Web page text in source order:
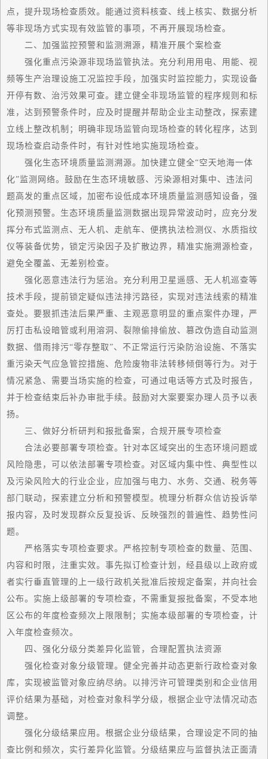
点，提升现场检查质效。能通过资料核查、线上核实、数据分析
等非现场方式实现有效监管的事项，不再开展现场检查。
二、加强监控预警和监测溯源，精准开展个案检查
强化重点污染源非现场监管执法。充分利用用电、用能、视
频等生产治理设施工况监控手段，加强实时监控能力，实现设备
开停有数、治污效果可查。建立健全非现场监管的程序规则和标
准，达到预警条件时，应及时提醒并帮助企业主动整改，探索建
立线上整改机制；明确非现场监管向现场检查的转化程序，达到
现场检查启动条件时，有针对性地实施现场检查。
强化生态环境质量监测溯源。加快建立健全“空天地海一体
化”监测网络。鼓励在生态环境敏感、污染源相对集中、违法问
题高发的重点区域，加密布设低成本环境质量监测感知设备，强
化预测预警。生态环境质量监测数据出现异常波动时，应充分发
挥分布式监测点、无人机、走航车、便携执法检测仪、水质指纹
仪等装备优势，锁定污染因子及扩散边界，精准实施溯源检查，
避免全覆盖、无差别检查。
强化恶意违法行为惩治。充分利用卫星遥感、无人机巡查等
技术手段，提前锁定疑似违法排污路径，实现对违法线索的精准
查处。要狠抓违法后果严重、主观恶意明显的重点案件办理，严
厉打击私设暗管或利用溶洞、裂隙偷排偷放、篡改伪造自动监测
数据、借雨排污“零存整取”、不正常运行污染防治设施、不落实
重污染天气应急管控措施、危险废物非法转移倾倒等行为。对于
情况紧急、需要当场实施的检查，可通过电话等方式及时报告，
并于检查结束后补办审批手续。鼓励对大案要案办理人员予以表
扬。
三、做好分析研判和报批备案，合规开展专项检查
合法必要部署专项检查。针对本区域突出的生态环境问题或
风险隐患，可以依法部署专项检查。对区域内集中性、典型性以
及污染风险大的行业企业，应加强与电力、水务、交通、税务等
部门联动，探索建立分析和预警模型。梳理分析群众信访投诉举
报内容，及时发现群众反复投诉、反映强烈的普遍性、趋势性问
题。
严格落实专项检查要求。严格控制专项检查的数量、范围、
内容和时限，注重实效。事先拟订检查计划，经县级以上政府或
者实行垂直管理的上一级行政机关批准后按规定备案，并向社会
公布。实施上级部署的专项检查，不需重复报批备案，不受本地
区公布的年度检查频次上限限制；实施本级部署的专项检查，计
入年度检查频次。
四、强化分级分类差异化监管，合理配置执法资源
强化检查对象分级管理。健全完善并动态更新行政检查对象
库，实现被监管对象应纳尽纳。以排污许可管理类别和企业信用
评价结果为基础，对检查对象科学分级，根据企业守法情况动态
调整。
强化分级结果应用。根据企业分级结果，合理设定不同的抽
查比例和频次，实行差异化监管。分级结果应与监督执法正面清